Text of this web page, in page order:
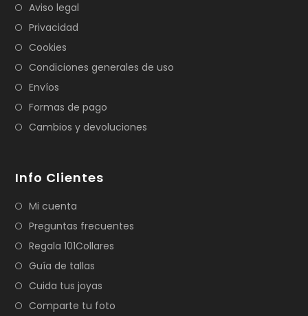
Aviso legal
Privacidad
Cookies
Condiciones generales de uso
Envíos
Formas de pago
Cambios y devoluciones
Info Clientes
Mi cuenta
Preguntas frecuentes
Regala 101Collares
Guía de tallas
Cuida tus joyas
Comparte tu foto